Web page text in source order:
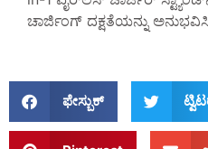
ಚಾರ್ಜಿಂಗ್ ದಕ್ಷತೆಯನ್ನು
ಫೇಸ್ಬುಕ್